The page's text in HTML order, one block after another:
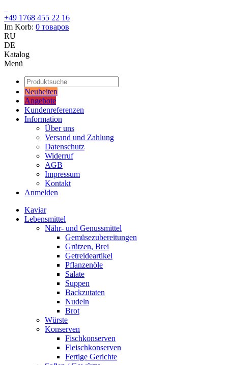
+49 1768 455 22 16
Im Korb: 0 товаров
RU
DE
Katalog
Menü
Neuheiten
Angebote
Kundenreferenzen
Information
Über uns
Versand und Zahlung
Datenschutz
Widerruf
AGB
Impressum
Kontakt
Anmelden
Kaviar
Lebensmittel
Nähr- und Genussmittel
Gemüsezubereitungen
Grützen, Brei
Getreideartikel
Pflanzenöle
Salate
Suppen
Backzutaten
Nudeln
Brot
Würste
Konserven
Fischkonserven
Fleischkonserven
Fertige Gerichte